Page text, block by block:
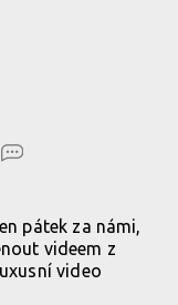
pátek za námi,
videem z
video